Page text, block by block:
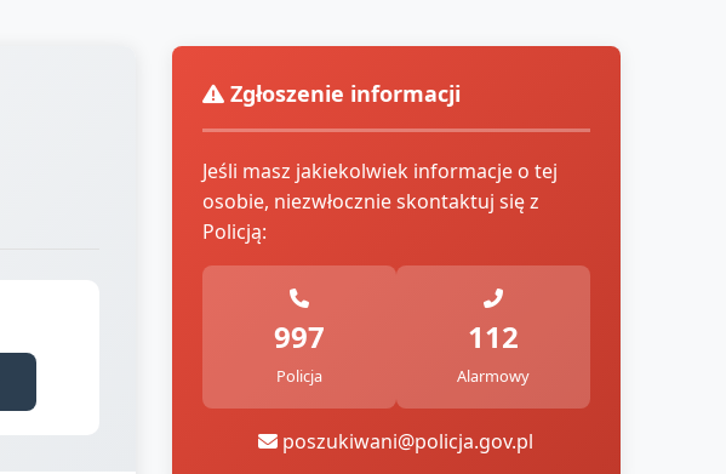
Zgłoszenie informacji
Jeśli masz jakiekolwiek informacje o tej
osobie, niezwłocznie skontaktuj się z
Policją:
997
Policja
112
Alarmowy
poszukiwani@policja.gov.pl